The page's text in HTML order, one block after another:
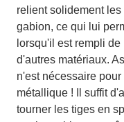
relient solidement
gabion, ce qui lui
lorsqu'il est rempli
d'autres matériaux.
n'est nécessaire
métallique ! Il suffit
tourner les tiges en